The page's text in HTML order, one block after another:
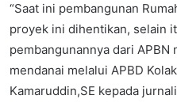
“Saat ini pembangunan
proyek ini dihentikan, selain
pembangunannya dari
mendanai melalui APBD
Kamaruddin,SE kepada